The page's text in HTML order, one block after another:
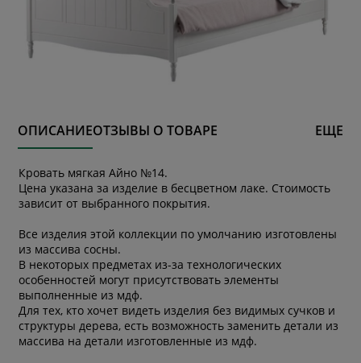
ОПИСАНИЕОТЗЫВЫ О ТОВАРЕ ЕЩЕ
Кровать мягкая Айно №14.
Цена указана за изделие в бесцветном лаке. Стоимость
зависит от выбранного покрытия.
Все изделия этой коллекции по умолчанию изготовлены
из массива сосны.
В некоторых предметах из-за технологических
особенностей могут присутствовать элементы
выполненные из мдф.
Для тех, кто хочет видеть изделия без видимых сучков и
структуры дерева, есть возможность заменить детали из
массива на детали изготовленные из мдф.